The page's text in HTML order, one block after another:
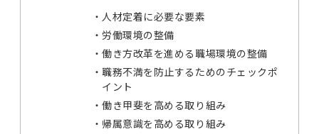
人材定着に必要な要素
労働環境の整備
働き方改革を進める職場環境の整備
職務不満を防止するためのチェックポ
イント
働き甲斐を高める取り組み
帰属意識を高める取り組み